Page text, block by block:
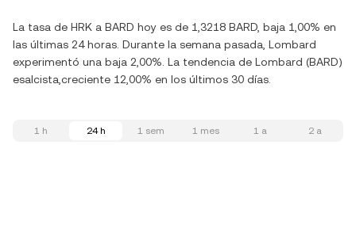
La tasa de HRK a BARD hoy es de 1,3218 BARD, baja 1,00% en
las últimas 24 horas. Durante la semana pasada, Lombard
experimentó una baja 2,00%. La tendencia de Lombard (BARD)
esalcista,creciente 12,00% en los últimos 30 días.
1 h 24 h 1 sem 1 mes 1 a 2 a